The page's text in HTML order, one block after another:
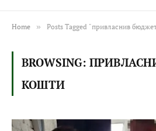
Home » Posts Tagged "привласнив
BROWSING:
КОШТИ